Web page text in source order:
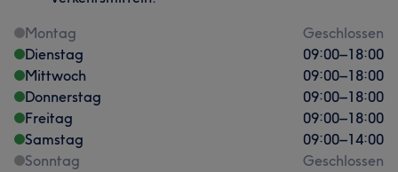
Montag
Geschlossen
Dienstag
09:00–18:00
Mittwoch
09:00–18:00
Donnerstag
09:00–18:00
Freitag
09:00–18:00
Samstag
09:00–14:00
Sonntag
Geschlossen